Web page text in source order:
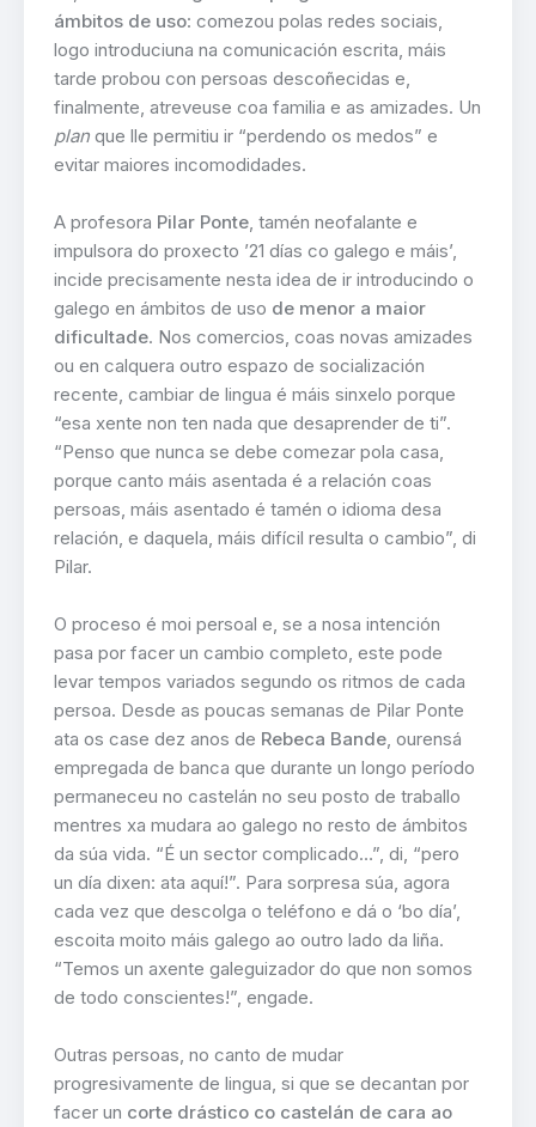
ámbitos de uso: comezou polas redes sociais,
logo introduciuna na comunicación escrita, máis
tarde probou con persoas descoñecidas e,
finalmente, atreveuse coa familia e as amizades. Un
plan que lle permitiu ir “perdendo os medos” e
evitar maiores incomodidades.
A profesora Pilar Ponte , tamén neofalante e
impulsora do proxecto ’21 días co galego e máis’,
incide precisamente nesta idea de ir introducindo o
galego en ámbitos de uso de menor a maior
dificultade. Nos comercios, coas novas amizades
ou en calquera outro espazo de socialización
recente, cambiar de lingua é máis sinxelo porque
“esa xente non ten nada que desaprender de ti”.
“Penso que nunca se debe comezar pola casa,
porque canto máis asentada é a relación coas
persoas, máis asentado é tamén o idioma desa
relación, e daquela, máis difícil resulta o cambio”, di
Pilar.
O proceso é moi persoal e, se a nosa intención
pasa por facer un cambio completo, este pode
levar tempos variados segundo os ritmos de cada
persoa. Desde as poucas semanas de Pilar Ponte
ata os case dez anos de Rebeca Bande , ourensá
empregada de banca que durante un longo período
permaneceu no castelán no seu posto de traballo
mentres xa mudara ao galego no resto de ámbitos
da súa vida. “É un sector complicado…”, di, “pero
un día dixen: ata aquí!”. Para sorpresa súa, agora
cada vez que descolga o teléfono e dá o ‘bo día’,
escoita moito máis galego ao outro lado da liña.
“Temos un axente galeguizador do que non somos
de todo conscientes!”, engade.
Outras persoas, no canto de mudar
progresivamente de lingua, si que se decantan por
facer un corte drástico co castelán de cara ao